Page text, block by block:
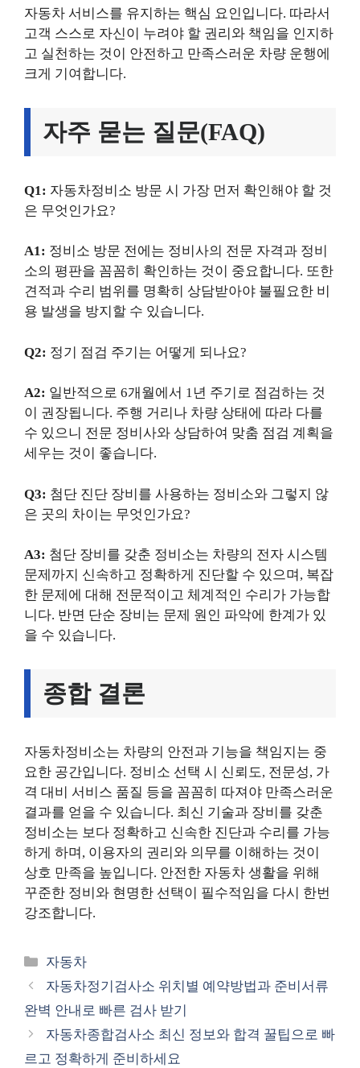
자동차 서비스를 유지하는 핵심 요인입니다. 따라서
고객 스스로 자신이 누려야 할 권리와 책임을 인지하
고 실천하는 것이 안전하고 만족스러운 차량 운행에
크게 기여합니다.
자주 묻는 질문(FAQ)
Q1: 자동차정비소 방문 시 가장 먼저 확인해야 할 것
은 무엇인가요?
A1: 정비소 방문 전에는 정비사의 전문 자격과 정비
소의 평판을 꼼꼼히 확인하는 것이 중요합니다. 또한
견적과 수리 범위를 명확히 상담받아야 불필요한 비
용 발생을 방지할 수 있습니다.
Q2: 정기 점검 주기는 어떻게 되나요?
A2: 일반적으로 6개월에서 1년 주기로 점검하는 것
이 권장됩니다. 주행 거리나 차량 상태에 따라 다를
수 있으니 전문 정비사와 상담하여 맞춤 점검 계획을
세우는 것이 좋습니다.
Q3: 첨단 진단 장비를 사용하는 정비소와 그렇지 않
은 곳의 차이는 무엇인가요?
A3: 첨단 장비를 갖춘 정비소는 차량의 전자 시스템
문제까지 신속하고 정확하게 진단할 수 있으며, 복잡
한 문제에 대해 전문적이고 체계적인 수리가 가능합
니다. 반면 단순 장비는 문제 원인 파악에 한계가 있
을 수 있습니다.
종합 결론
자동차정비소는 차량의 안전과 기능을 책임지는 중
요한 공간입니다. 정비소 선택 시 신뢰도, 전문성, 가
격 대비 서비스 품질 등을 꼼꼼히 따져야 만족스러운
결과를 얻을 수 있습니다. 최신 기술과 장비를 갖춘
정비소는 보다 정확하고 신속한 진단과 수리를 가능
하게 하며, 이용자의 권리와 의무를 이해하는 것이
상호 만족을 높입니다. 안전한 자동차 생활을 위해
꾸준한 정비와 현명한 선택이 필수적임을 다시 한번
강조합니다.
카
테
리
자동차
자동차정기검사소 위치별 예약방법과 준비서류
완벽 안내로 빠른 검사 받기
자동차종합검사소 최신 정보와 합격 꿀팁으로 빠
르고 정확하게 준비하세요